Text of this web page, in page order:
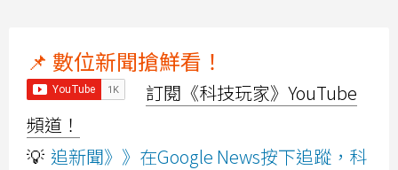
📌 數位新聞搶鮮看！
訂閱《科技玩家》YouTube
頻道！
💡 追新聞》》在Google News按下追蹤，科